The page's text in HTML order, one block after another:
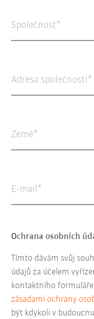
Společnost
Adresa společnosti
Země
E-mail
Ochrana osobních
Tímto dávám svůj
údajů za účelem
kontaktního formuláře
zásadami ochrany
být kdykoli v